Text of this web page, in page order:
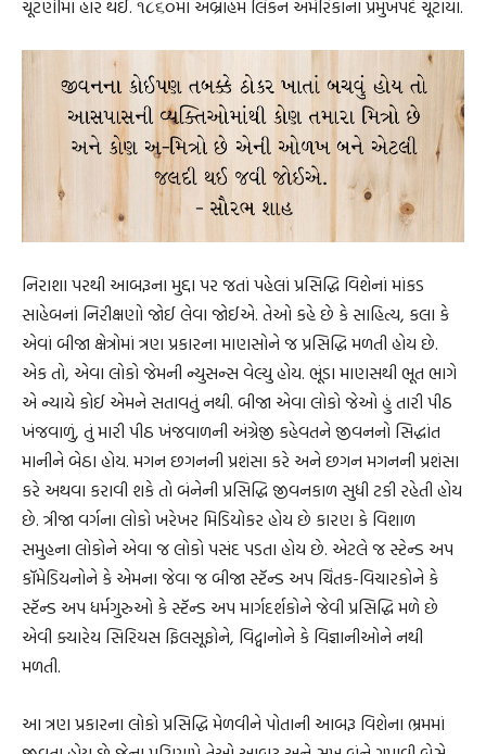
ચૂંટણીમાં હાર થઈ. ૧૮૬૦માં અબ્રાહમ લિંકન અમેરિકાના પ્રમુખપદે ચૂંટાયા.
નિરાશા પરથી આબરૂના મુદ્દા પર જતાં પહેલાં પ્રસિદ્ધિ વિશેનાં માંકડ
સાહેબનાં નિરીક્ષણો જોઈ લેવા જોઈએ. તેઓ કહે છે કે સાહિત્ય, કલા કે
એવાં બીજા ક્ષેત્રોમાં ત્રણ પ્રકારના માણસોને જ પ્રસિદ્ધિ મળતી હોય છે.
એક તો, એવા લોકો જેમની ન્યુસન્સ વેલ્યુ હોય. ભૂંડા માણસથી ભૂત ભાગે
એ ન્યાયે કોઈ એમને સતાવતું નથી. બીજા એવા લોકો જેઓ હું તારી પીઠ
ખંજવાળું, તું મારી પીઠ ખંજવાળની અંગ્રેજી કહેવતને જીવનનો સિદ્ધાંત
માનીને બેઠા હોય. મગન છગનની પ્રશંસા કરે અને છગન મગનની પ્રશંસા
કરે અથવા કરાવી શકે તો બંનેની પ્રસિદ્ધિ જીવનકાળ સુધી ટકી રહેતી હોય
છે. ત્રીજા વર્ગના લોકો ખરેખર મિડિયોકર હોય છે કારણ કે વિશાળ
સમુહના લોકોને એવા જ લોકો પસંદ પડતા હોય છે. એટલે જ સ્ટેન્ડ અપ
કૉમેડિયનોને કે એમના જેવા જ બીજા સ્ટૅન્ડ અપ ચિંતક-વિચારકોને કે
સ્ટૅન્ડ અપ ધર્મગુરુઓ કે સ્ટૅન્ડ અપ માર્ગદર્શકોને જેવી પ્રસિદ્ધિ મળે છે
એવી ક્યારેય સિરિયસ ફિલસૂફોને, વિદ્વાનોને કે વિજ્ઞાનીઓને નથી
મળતી.
આ ત્રણ પ્રકારના લોકો પ્રસિદ્ધિ મેળવીને પોતાની આબરૂ વિશેના ભ્રમમાં